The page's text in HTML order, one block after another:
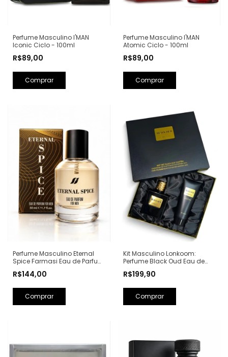
Perfume Masculino I'MAN
Iconic Ciclo - 100ml
R$89,00
Perfume Masculino I'MAN
Atomic Ciclo - 100ml
R$89,00
Perfume Masculino Eternal
Spice Farmasi Eau de Parfum
Carolina Herrera)
R$144,00
Kit Masculino Lonkoom:
Perfume Black Oud Eau de
Barba Perfumada 150ml
R$199,90